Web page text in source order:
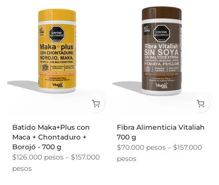
Batido Maka+Plus con
Maca + Chontaduro +
Borojó - 700 g
$126.000 pesos – $157.000
pesos
Fibra Alimenticia Vitaliah
700 g
$70.000 pesos – $157.000
pesos